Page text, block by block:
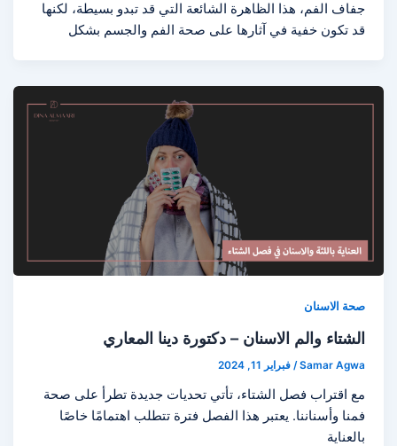
جفاف الفم، هذا الظاهرة الشائعة التي قد تبدو بسيطة، لكنها
قد تكون خفية في آثارها على صحة الفم والجسم بشكل
صحة الاسنان
الشتاء والم الاسنان – دكتورة دينا المعاري
Samar Agwa
/فبراير 11, 2024
مع اقتراب فصل الشتاء، تأتي تحديات جديدة تطرأ على صحة
فمنا وأسناننا. يعتبر هذا الفصل فترة تتطلب اهتمامًا خاصًا
بالعناية